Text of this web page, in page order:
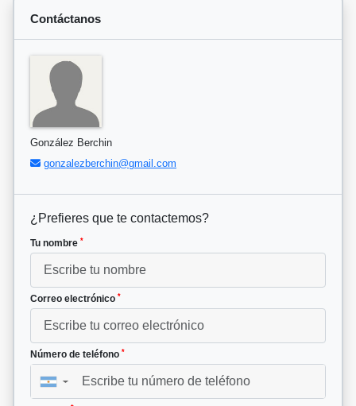
Contáctanos
González Berchin
gonzalezberchin@gmail.com
¿Prefieres que te contactemos?
Tu nombre *
Correo electrónico *
Número de teléfono *
▼